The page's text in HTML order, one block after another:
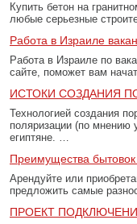
Купить бетон на
любые серьезные
Работа в Израиле
Работа в Израиле по
сайте, поможет вам
ИСТОКИ СОЗДАНИЯ
Технологией создания
поляризации (по
египтяне. …
Преимущества
Арендуйте или
предложить самые
ПРОЕКТ